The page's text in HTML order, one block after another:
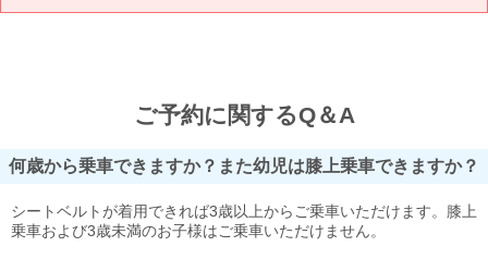
ご予約に関するQ＆A
何歳から乗車できますか？また幼児は膝上乗車できますか？
シートベルトが着用できれば3歳以上からご乗車いただけます。膝上
乗車および3歳未満のお子様はご乗車いただけません。